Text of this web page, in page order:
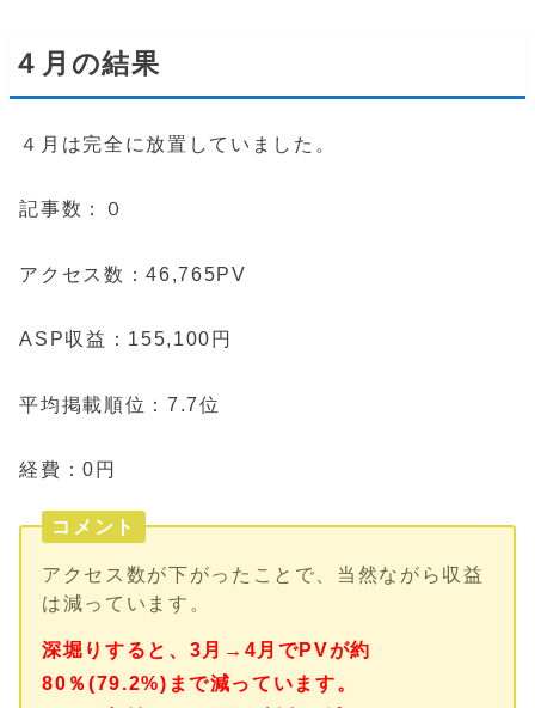
４月の結果
４月は完全に放置していました。
記事数：０
アクセス数：46,765PV
ASP収益：155,100円
平均掲載順位：7.7位
経費：0円
コメント
アクセス数が下がったことで、当然ながら収益
は減っています。
深堀りすると、3月→4月でPVが約
80％(79.2%)まで減っています。